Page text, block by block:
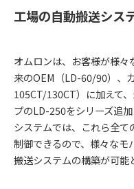
工場の自動搬送シス
オムロンは、お客様が様
来のOEM（LD-60/90）、
105CT/130CT）に加えて
プのLD-250をシリーズ追
システムでは、これら全
制御できるので、様々なモ
搬送システムの構築が可能